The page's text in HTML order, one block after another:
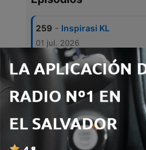
259 - Inspirasi KL
01 jul. 2026
258 - Inspirasi KL
257 - Inspirasi KL
29 jun. 2026
Inspirasi KL